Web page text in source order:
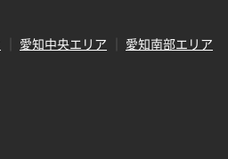
愛知中央エリア
愛知南部エリア